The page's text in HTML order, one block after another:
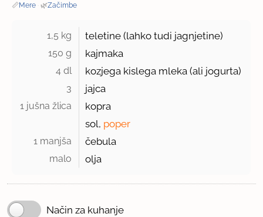
📏Mere · 🌿Začimbe
1,5 kg teletine (lahko tudi jagnjetine)
150 g kajmaka
4 dl kozjega kislega mleka (ali jogurta)
3 jajca
1 jušna žlica
kopra
sol, poper
1 manjša čebula
malo olja
Način za kuhanje